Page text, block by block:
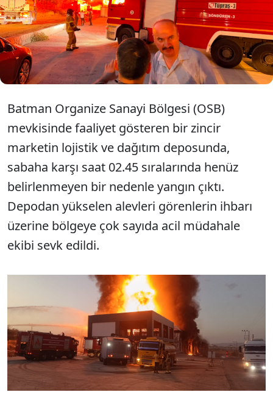
çıkan yangın, itfaiye ekipleri ve TOMA
araçlarının yoğun müdahalesiyle kontrol
altına alınarak söndürüldü.
Batman Organize Sanayi Bölgesi (OSB)
mevkisinde faaliyet gösteren bir zincir
marketin lojistik ve dağıtım deposunda,
sabaha karşı saat 02.45 sıralarında henüz
belirlenmeyen bir nedenle yangın çıktı.
Depodan yükselen alevleri görenlerin ihbarı
üzerine bölgeye çok sayıda acil müdahale
ekibi sevk edildi.